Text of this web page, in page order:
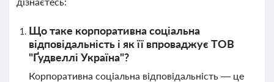
Що таке корпоративна соціальна
відповідальність і як її впроваджує ТОВ
"Ґудвеллі Україна"?
Корпоративна соціальна відповідальність — це